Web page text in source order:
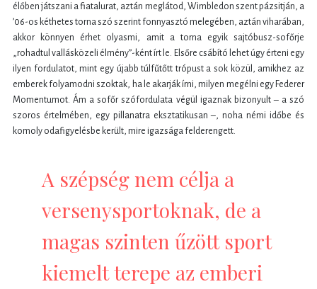
élőben játszani a fiatalurat, aztán meglátod, Wimbledon szent pázsitján, a
’06-os kéthetes torna szó szerint fonnyasztó melegében, aztán viharában,
akkor könnyen érhet olyasmi, amit a torna egyik sajtóbusz-sofőrje
„rohadtul vallásközeli élmény”-ként írt le. Elsőre csábító lehet úgy érteni egy
ilyen fordulatot, mint egy újabb túlfűtőtt trópust a sok közül, amikhez az
emberek folyamodni szoktak, ha le akarják írni, milyen megélni egy Federer
Momentumot. Ám a sofőr szófordulata végül igaznak bizonyult – a szó
szoros értelmében, egy pillanatra eksztatikusan –, noha némi időbe és
komoly odafigyelésbe került, mire igazsága felderengett.
A szépség nem célja a
versenysportoknak, de a
magas szinten űzött sport
kiemelt terepe az emberi